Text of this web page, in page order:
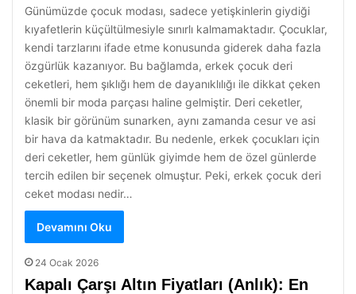
Günümüzde çocuk modası, sadece yetişkinlerin giydiği
kıyafetlerin küçültülmesiyle sınırlı kalmamaktadır. Çocuklar,
kendi tarzlarını ifade etme konusunda giderek daha fazla
özgürlük kazanıyor. Bu bağlamda, erkek çocuk deri
ceketleri, hem şıklığı hem de dayanıklılığı ile dikkat çeken
önemli bir moda parçası haline gelmiştir. Deri ceketler,
klasik bir görünüm sunarken, aynı zamanda cesur ve asi
bir hava da katmaktadır. Bu nedenle, erkek çocukları için
deri ceketler, hem günlük giyimde hem de özel günlerde
tercih edilen bir seçenek olmuştur. Peki, erkek çocuk deri
ceket modası nedir…
Devamını Oku
24 Ocak 2026
Kapalı Çarşı Altın Fiyatları (Anlık): En